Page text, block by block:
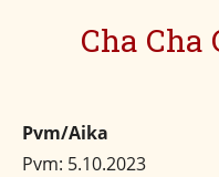
Cha Cha
Pvm/Aika
Pvm: 5.10.2023